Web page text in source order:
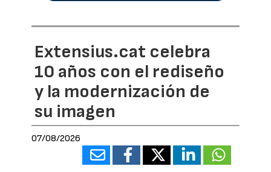
Extensius.cat celebra
10 años con el rediseño
y la modernización de
su imagen
07/08/2026